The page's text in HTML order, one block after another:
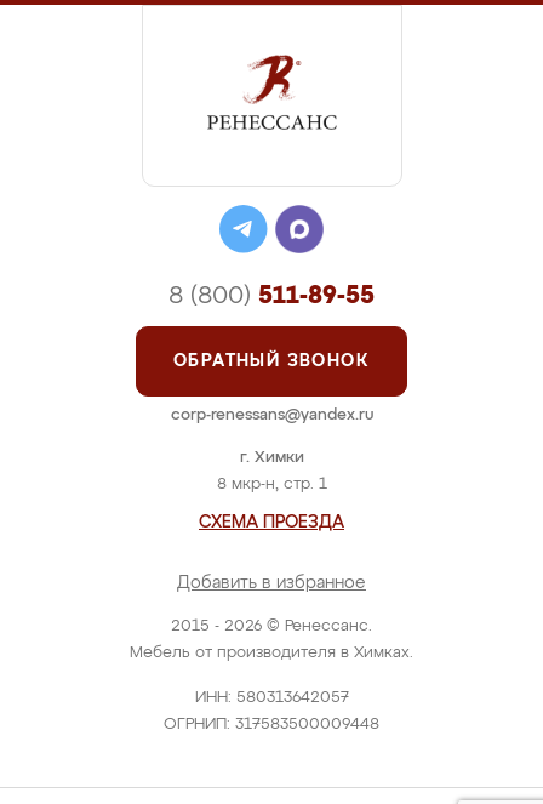
2015 - 2026 © Ренессанс.
Мебель от производителя в Химках.
ИНН: 580313642057
ОГРНИП: 317583500009448
г. Химки
8 мкр-н, стр. 1
СХЕМА ПРОЕЗДА
Добавить в избранное
8 (800) 511-89-55
ОБРАТНЫЙ ЗВОНОК
corp-renessans@yandex.ru